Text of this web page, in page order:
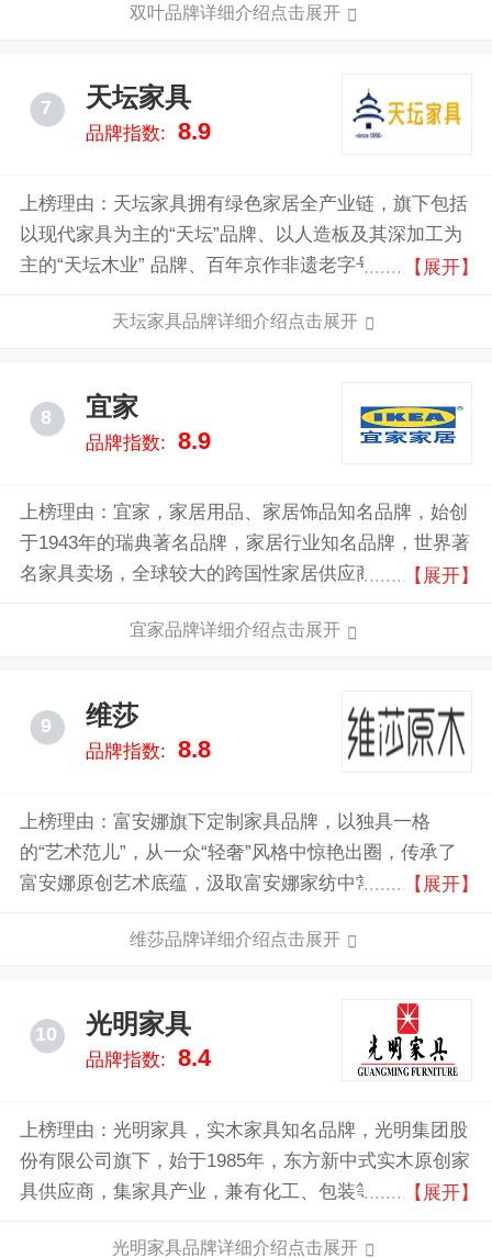
等系列近300多个品种。双叶品牌详细介绍点击展开
7 天坛家具
品牌指数: 8.9
上榜理由：天坛家具拥有绿色家居全产业链，旗下包括
以现代家具为主的“天坛”品牌、以人造板及其深加工为
主的“天坛木业” 品牌、百年京作非遗老字号“龙顺成”品
品门窗制造商“爱乐屋” 品牌门行业领导者“金隅北木”品
有的核心静力体系。
【展开】
天坛家具品牌详细介绍点击展开
8 宜家
品牌指数: 8.9
上榜理由：宜家，家居用品、家居饰品知名品牌，始创
于1943年的瑞典著名品牌，家居行业知名品牌，世界著
名家具卖场，全球较大的跨国性家居供应商之一。许多
椅/沙发系列、办公用品、卧室系列、厨房系列、宜家
实惠、设计出色和使用舒适的产品。
【展开】
宜家品牌详细介绍点击展开
9 维莎
品牌指数: 8.8
上榜理由：富安娜旗下定制家具品牌，以独具一格
的“艺术范儿”，从一众“轻奢”风格中惊艳出圈，传承了
富安娜原创艺术底蕴，汲取富安娜家纺中常用的花草、
皮质等轻奢“标配”，呈现出与众不同的“轻奢范儿”，并
【展开】
维莎品牌详细介绍点击展开
10 光明家具
品牌指数: 8.4
上榜理由：光明家具，实木家具知名品牌，光明集团股
份有限公司旗下，始于1985年，东方新中式实木原创家
具供应商，集家具产业，兼有化工、包装等辅助产业为
【展开】
光明家具品牌详细介绍点击展开